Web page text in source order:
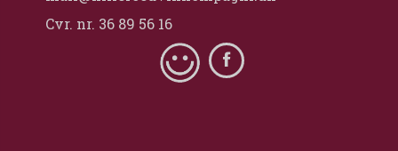
Cvr. nr. 36 89 56 16